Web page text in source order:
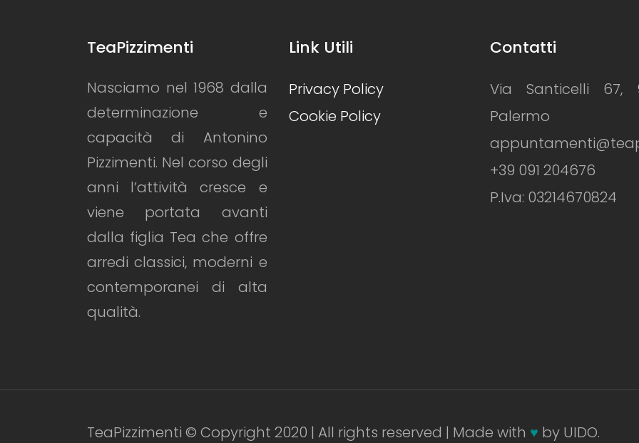
TeaPizzimenti
Nasciamo nel 1968 dalla
determinazione e
capacità di Antonino
Pizzimenti. Nel corso degli
anni l’attività cresce e
viene portata avanti
dalla figlia Tea che offre
arredi classici, moderni e
contemporanei di alta
qualità.
Link Utili
Privacy Policy
Cookie Policy
Contatti
Via Santicelli 67,
Palermo
+39 091 204676
P.Iva: 03214670824
TeaPizzimenti © Copyright 2020 | All rights reserved | Made with ♥ by UIDO.